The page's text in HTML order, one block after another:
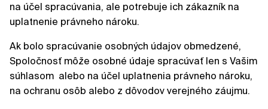
na účel spracúvania, ale potrebuje ich zákazník na
uplatnenie právneho nároku.
Ak bolo spracúvanie osobných údajov obmedzené,
Spoločnosť môže osobné údaje spracúvať len s Vašim
súhlasom alebo na účel uplatnenia právneho nároku,
na ochranu osôb alebo z dôvodov verejného záujmu.